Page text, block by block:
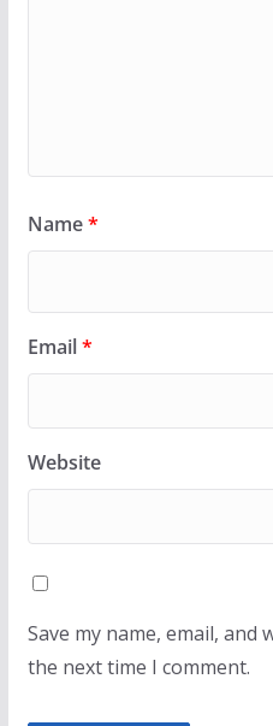
Name*
Email*
Website
Save my name, email,
the next time I comment.